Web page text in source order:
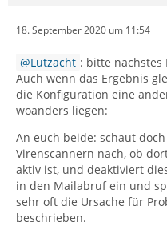
18. September 2020 um 11:54
Lutzacht : bitte nächstes
Auch wenn das Ergebnis
die Konfiguration eine
woanders liegen:
An euch beide: schaut
Virenscannern nach, ob
aktiv ist, und deaktiviert
in den Mailabruf ein und
sehr oft die Ursache für
beschrieben.